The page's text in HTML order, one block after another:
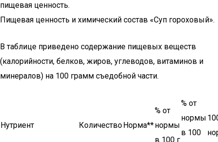
пищевая ценность.
Пищевая ценность и химический состав «Суп гороховый».
В таблице приведено содержание пищевых веществ
(калорийности, белков, жиров, углеводов, витаминов и
минералов) на 100 грамм съедобной части.
Нутриент КоличествоНорма**
% от
нормы
в 100 г
% от
нормы
в 100